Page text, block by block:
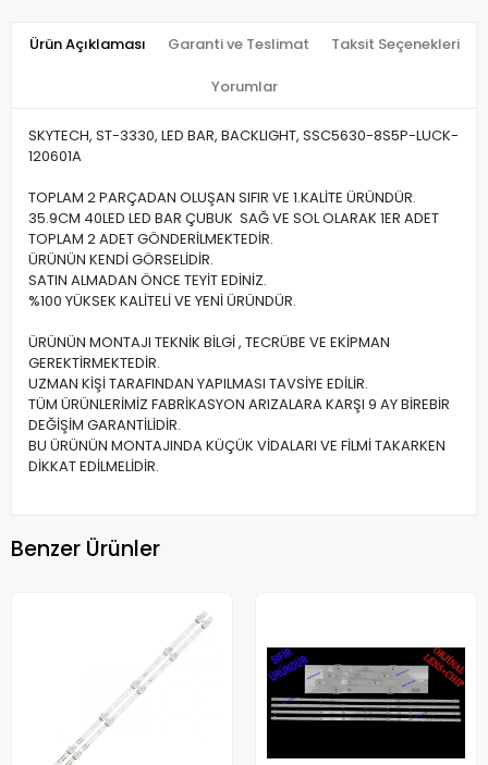
Ürün Açıklaması Garanti ve Teslimat Taksit Seçenekleri
Yorumlar
SKYTECH, ST-3330, LED BAR, BACKLIGHT, SSC5630-8S5P-LUCK-
120601A
TOPLAM 2 PARÇADAN OLUŞAN SIFIR VE 1.KALİTE ÜRÜNDÜR.
35.9CM 40LED LED BAR ÇUBUK SAĞ VE SOL OLARAK 1ER ADET
TOPLAM 2 ADET GÖNDERİLMEKTEDİR.
ÜRÜNÜN KENDİ GÖRSELİDİR.
SATIN ALMADAN ÖNCE TEYİT EDİNİZ.
%100 YÜKSEK KALİTELİ VE YENİ ÜRÜNDÜR.
ÜRÜNÜN MONTAJI TEKNİK BİLGİ , TECRÜBE VE EKİPMAN
GEREKTİRMEKTEDİR.
UZMAN KİŞİ TARAFINDAN YAPILMASI TAVSİYE EDİLİR.
TÜM ÜRÜNLERİMİZ FABRİKASYON ARIZALARA KARŞI 9 AY BİREBİR
DEĞİŞİM GARANTİLİDİR.
BU ÜRÜNÜN MONTAJINDA KÜÇÜK VİDALARI VE FİLMİ TAKARKEN
DİKKAT EDİLMELİDİR.
Benzer Ürünler